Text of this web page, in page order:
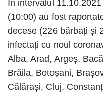
În intervalul
(10:00) au fost
decese (226 bărbați și
infectați cu noul
Alba, Arad, Argeș,
Brăila, Botoșani,
Călărași, Cluj,